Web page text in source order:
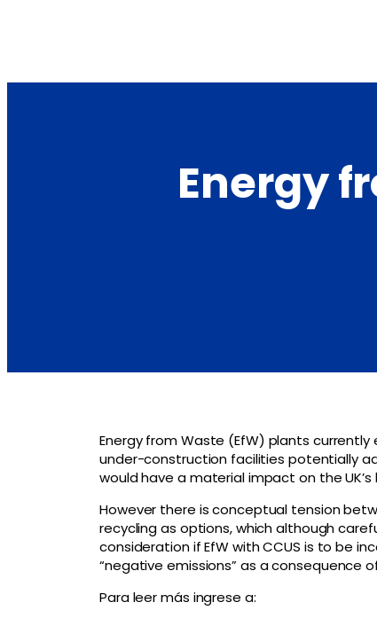
Energy
Energy from Waste (EfW) plants currently
under-construction facilities potentially
would have a material impact on the
However there is conceptual tension
recycling as options, which although
consideration if EfW with CCUS is to be
“negative emissions” as a
Para leer más ingrese a: